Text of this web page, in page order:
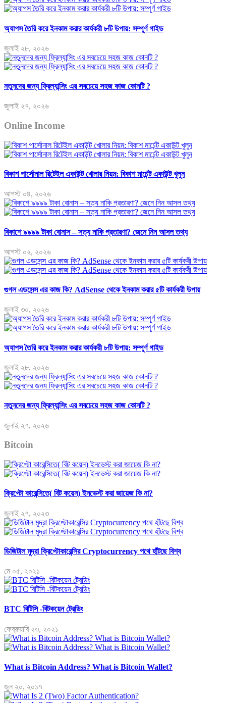
অ্যাপস তৈরি করে ইনকাম করার কার্যকরী ৮টি উপায়: সম্পূর্ণ গাইড
জুলাই ২৮, ২০২৬
নতুনদের জন্য ফ্রিল্যান্সিং এর সবচেয়ে সহজ কাজ কোনটি ?
জুলাই ২৭, ২০২৬
Online Income
বিকাশ পার্সোনাল রিটেইল একাউন্ট খোলার নিয়ম: বিকাশ মার্চেন্ট একাউন্ট খুলুন
আগস্ট ০৪, ২০২৬
বিকাশে ৯৯৯৯ টাকা বোনাস – সত্য নাকি প্রতারণা? জেনে নিন আসল তথ্য
আগস্ট ০২, ২০২৬
গুগল এডসেন্স এর কাজ কি? AdSense থেকে ইনকাম করার ৫টি কার্যকরী উপায়
জুলাই ৩০, ২০২৬
অ্যাপস তৈরি করে ইনকাম করার কার্যকরী ৮টি উপায়: সম্পূর্ণ গাইড
জুলাই ২৮, ২০২৬
নতুনদের জন্য ফ্রিল্যান্সিং এর সবচেয়ে সহজ কাজ কোনটি ?
জুলাই ২৭, ২০২৬
Bitcoin
ক্রিপ্টো কারেন্সিতে( বিট কয়েন) ইনভেস্ট করা জায়েজ কি না?
জুলাই ২৭, ২০২৩
ডিজিটাল মুদ্রা ক্রিপ্টোকারেন্সির Cryptocurrency পথে হাঁটছে বিশ্ব
মে ০৫, ২০২১
BTC বিটিসি -বিটকয়েন ট্রেডিং
ফেব্রুয়ারি ২৩, ২০২১
What is Bitcoin Address? What is Bitcoin Wallet?
জুন ২০, ২০১৭